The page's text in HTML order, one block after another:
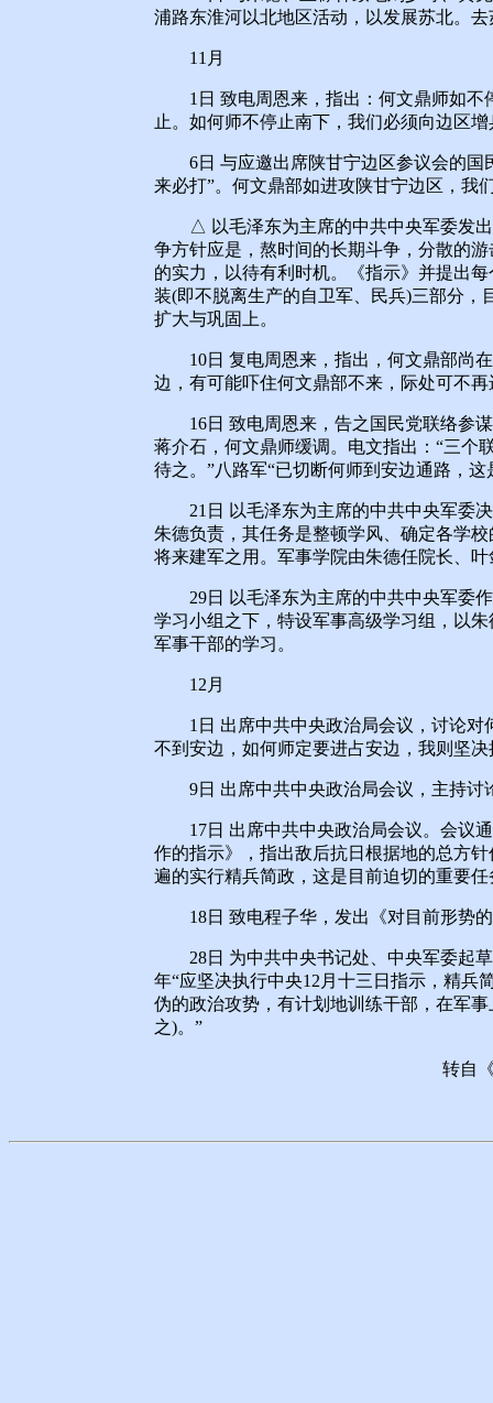
浦路东淮河以北地区活动，以发展苏北。
11月
1日 致电周恩来，指出：何文鼎师如不
止。如何师不停止南下，我们必须向边区增
6日 与应邀出席陕甘宁边区参议会的国
来必打”。何文鼎部如进攻陕甘宁边区，我
△ 以毛泽东为主席的中共中央军委发出
争方针应是，熬时间的长期斗争，分散的
的实力，以待有利时机。《指示》并提出
装(即不脱离生产的自卫军、民兵)三部分
扩大与巩固上。
10日 复电周恩来，指出，何文鼎部尚在
边，有可能吓住何文鼎部不来，际处可不
16日 致电周恩来，告之国民党联络参谋
蒋介石，何文鼎师缓调。电文指出：“三个
待之。”八路军“已切断何师到安边通路，
21日 以毛泽东为主席的中共中央军委决
朱德负责，其任务是整顿学风、确定各学
将来建军之用。军事学院由朱德任院长、
29日 以毛泽东为主席的中共中央军委作
学习小组之下，特设军事高级学习组，以
军事干部的学习。
12月
1日 出席中共中央政治局会议，讨论对
不到安边，如何师定要进占安边，我则坚决
9日 出席中共中央政治局会议，主持讨
17日 出席中共中央政治局会议。会议通
作的指示》，指出敌后抗日根据地的总方
遍的实行精兵简政，这是目前迫切的重要任
18日 致电程子华，发出《对目前形势的
28日 为中共中央书记处、中央军委起草
年“应坚决执行中央12月十三日指示，精兵
伪的政治攻势，有计划地训练干部，在军
之)。”
转自